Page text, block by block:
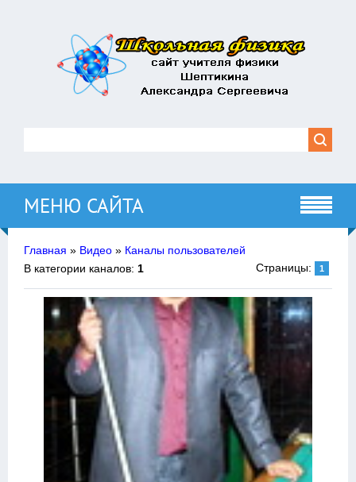
МЕНЮ САЙТА
Главная » Видео » Каналы пользователей
В категории каналов: 1 Страницы: 1